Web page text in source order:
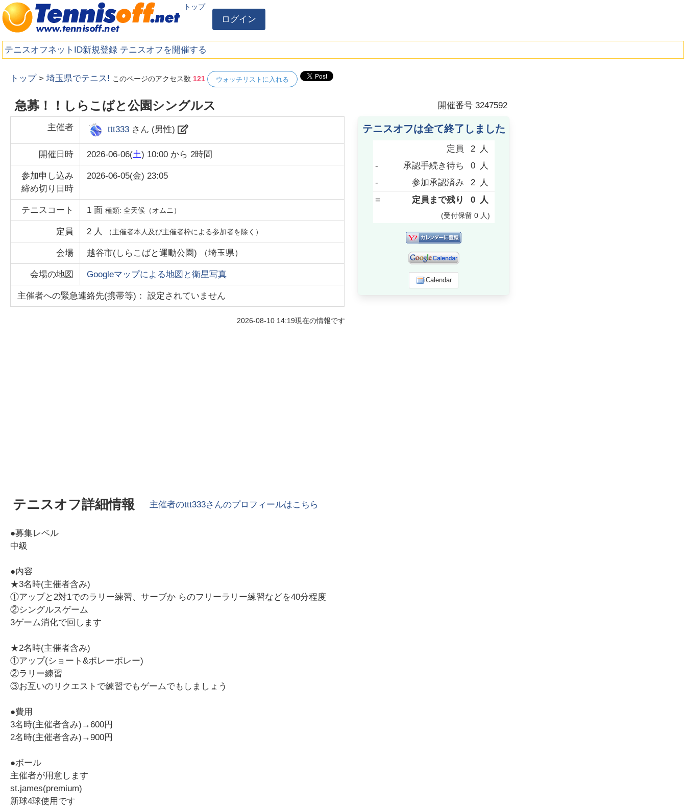
トップ
ログイン
テニスオフネットID新規登録 テニスオフを開催する
トップ >埼玉県でテニス! このページのアクセス数 121 ウォッチリストに入れる
急募！！しらこばと公園シングルス 開催番号 3247592
主催者 ttt333 さん (男性)
開催日時 2026-06-06(土) 10:00 から2時間
参加申し込み
締め切り日時
2026-06-05(金) 23:05
テニスコート 1 面種類:全天候（オムニ）
定員 2 人 （主催者本人及び主催者枠による参加者を除く）
会場 越谷市(しらこばと運動公園) （埼玉県）
会場の地図 Googleマップによる地図と衛星写真
主催者への緊急連絡先(携帯等)： 設定されていません
2026-08-10 14:19現在の情報です
テニスオフは全て終了しました
定員 2
人
-
承認手続き待ち 0
人
-
参加承認済み 2
人
=
定員まで残り 0 人
(受付保留0 人)
iCalendar
テニスオフ詳細情報 主催者のttt333さんのプロフィールはこちら
●募集レベル
中級
●内容
★3名時(主催者含み)
①アップと2対1でのラリー練習、サーブか らのフリーラリー練習などを40分程度
②シングルスゲーム
3ゲーム消化で回します
★2名時(主催者含み)
①アップ(ショート&ボレーボレー)
②ラリー練習
③お互いのリクエストで練習でもゲームでもしましょう
●費用
3名時(主催者含み)→600円
2名時(主催者含み)→900円
●ボール
主催者が用意します
st.james(premium)
新球4球使用です